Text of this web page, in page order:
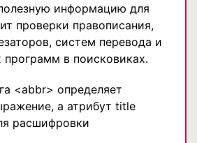
информацию для
проверки правописания,
систем перевода и
в поисковиках.
<abbr> определяет
а атрибут title
расшифровки